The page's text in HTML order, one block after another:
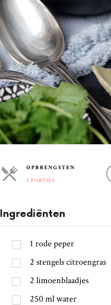
OPBRENGSTEN
2 PORTIES
Ingrediënten
1 rode peper
2 stengels citroengras
2 limoenblaadjes
250mlwater